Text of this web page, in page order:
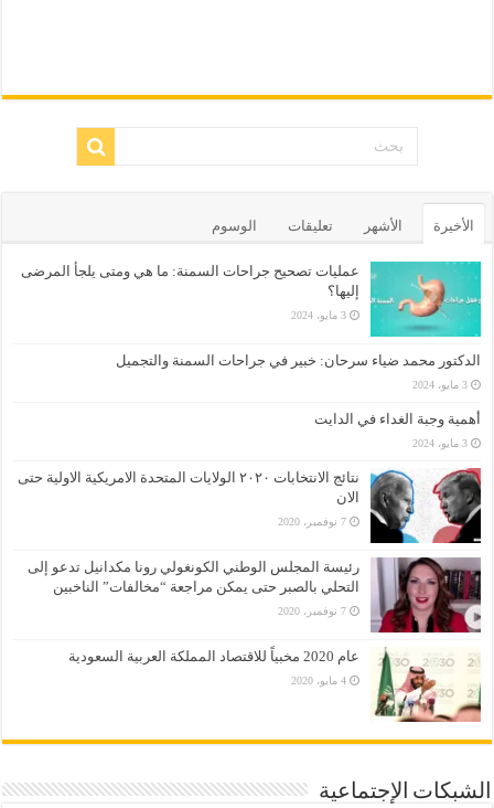
الأخيرة الأشهر تعليقات الوسوم
عمليات تصحيح جراحات السمنة: ما هي ومتى يلجأ المرضى
إليها؟
3 مايو، 2024
الدكتور محمد ضياء سرحان: خبير في جراحات السمنة والتجميل
3 مايو، 2024
أهمية وجبة الغداء في الدايت
3 مايو، 2024
نتائج الانتخابات ٢٠٢٠ الولايات المتحدة الامريكية الاولية حتى
الان
7 نوفمبر، 2020
رئيسة المجلس الوطني الكونغولي رونا مكدانيل تدعو إلى
التحلي بالصبر حتى يمكن مراجعة “مخالفات” الناخبين
7 نوفمبر، 2020
عام 2020 مخبياً للاقتصاد المملكة العربية السعودية
4 مايو، 2020
الشبكات الإجتماعية